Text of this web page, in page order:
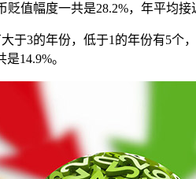
贬值幅度一共是28.2%，年平均
于3的年份，低于1的年份有5
14.9%。